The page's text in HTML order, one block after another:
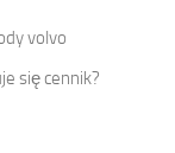
volvo
się cennik?